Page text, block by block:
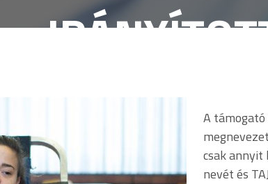
A
csak annyit
nevét és